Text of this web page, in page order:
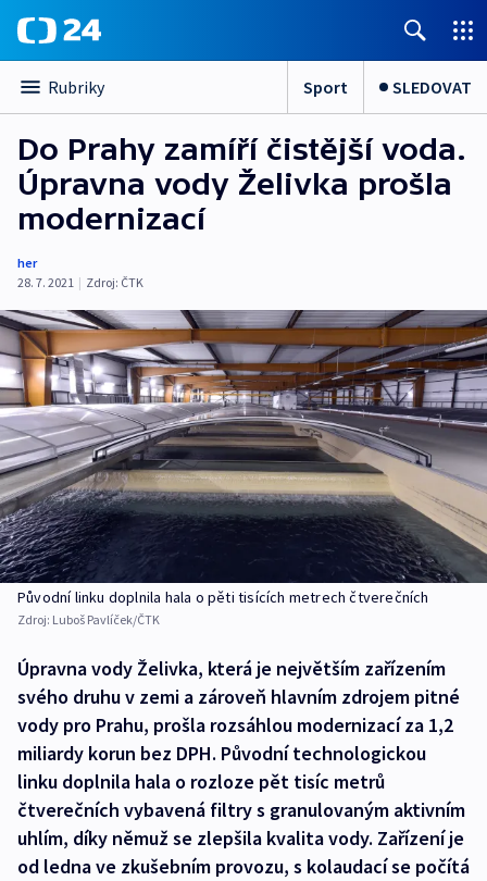
Rubriky Sport SLEDOVAT
Do Prahy zamíří čistější voda.
Úpravna vody Želivka prošla
modernizací
her
28. 7. 2021 | Zdroj: ČTK
Původní linku doplnila hala o pěti tisících metrech čtverečních
Zdroj: Luboš Pavlíček/ČTK
Úpravna vody Želivka, která je největším zařízením
svého druhu v zemi a zároveň hlavním zdrojem pitné
vody pro Prahu, prošla rozsáhlou modernizací za 1,2
miliardy korun bez DPH. Původní technologickou
linku doplnila hala o rozloze pět tisíc metrů
čtverečních vybavená filtry s granulovaným aktivním
uhlím, díky němuž se zlepšila kvalita vody. Zařízení je
od ledna ve zkušebním provozu, s kolaudací se počítá